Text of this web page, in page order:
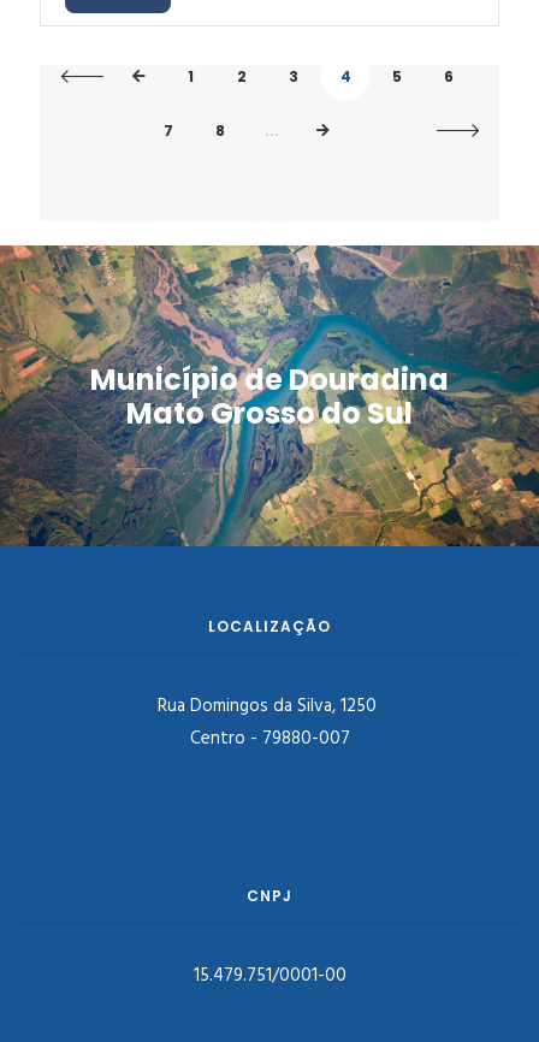
1 2 3 4 5 6
7 8 ...
Município de Douradina
Mato Grosso do Sul
LOCALIZAÇÃO
Rua Domingos da Silva, 1250
Centro - 79880-007
CNPJ
15.479.751/0001-00